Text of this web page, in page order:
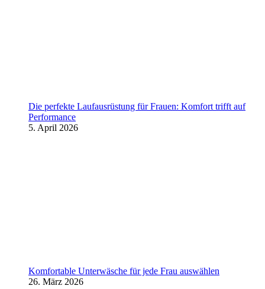
Die perfekte Laufausrüstung für Frauen: Komfort trifft auf
Performance
5. April 2026
Komfortable Unterwäsche für jede Frau auswählen
26. März 2026